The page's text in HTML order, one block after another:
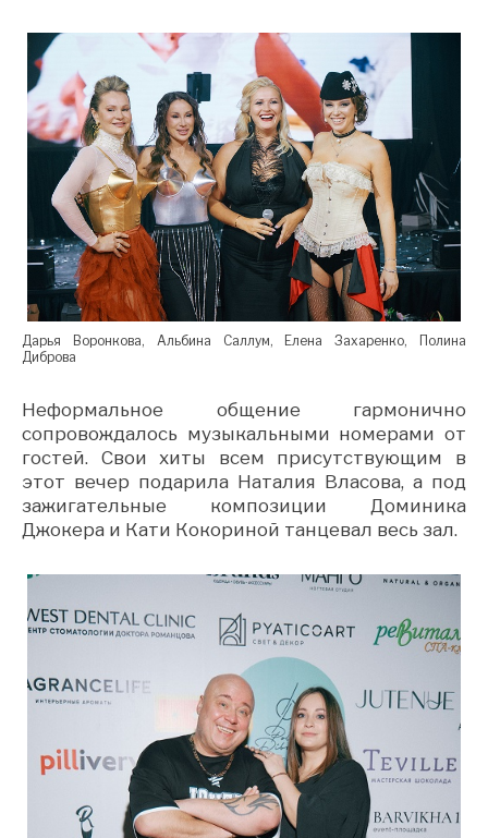
Дарья Воронкова, Альбина Саллум, Елена Захаренко, Полина
Диброва
Неформальное общение гармонично
сопровождалось музыкальными номерами от
гостей. Свои хиты всем присутствующим в
этот вечер подарила Наталия Власова, а под
зажигательные композиции Доминика
Джокера и Кати Кокориной танцевал весь зал.